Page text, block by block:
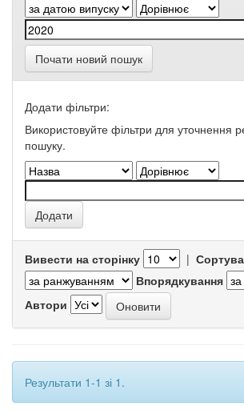
Почати новий пошук
Додати фільтри:
Використовуйте фільтри для уточнення
пошуку.
Вивести на сторінку |
Впорядкування
Автори
Результати 1-1 зі 1.